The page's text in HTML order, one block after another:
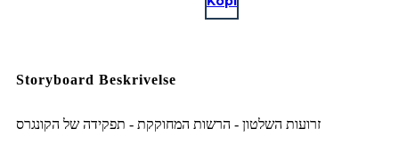
Storyboard Beskrivelse
זרועות השלטון - הרשות המחוקקת - תפקידה של הקונגרס